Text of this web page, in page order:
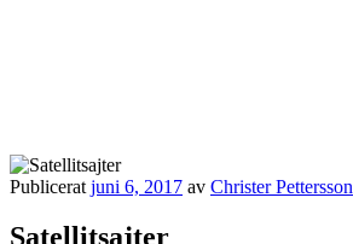
Publicerat juni 6, 2017 av Christer Pettersson
Satellitsajter